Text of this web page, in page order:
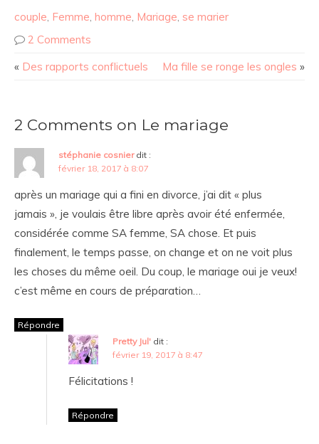
couple, Femme, homme, Mariage, se marier
2 Comments
« Des rapports conflictuels Ma fille se ronge les ongles »
2 Comments on Le mariage
stéphanie cosnier dit :
février 18, 2017 à 8:07
après un mariage qui a fini en divorce, j’ai dit « plus
jamais », je voulais être libre après avoir été enfermée,
considérée comme SA femme, SA chose. Et puis
finalement, le temps passe, on change et on ne voit plus
les choses du même oeil. Du coup, le mariage oui je veux!
c’est même en cours de préparation…
Répondre
Pretty Jul' dit :
février 19, 2017 à 8:47
Félicitations !
Répondre